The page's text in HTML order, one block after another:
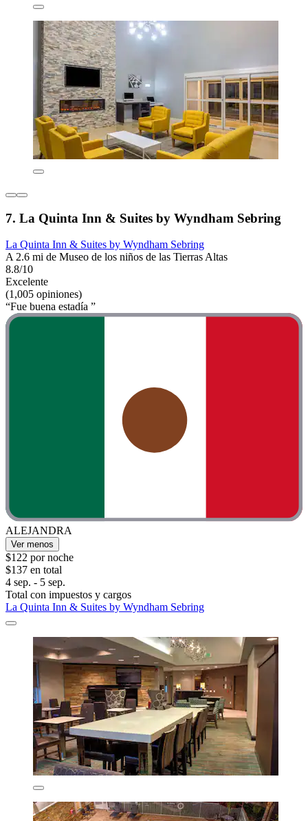
7. La Quinta Inn & Suites by Wyndham Sebring
La Quinta Inn & Suites by Wyndham Sebring
A 2.6 mi de Museo de los niños de las Tierras Altas
8.8/10
Excelente
(1,005 opiniones)
“Fue buena estadía ”
ALEJANDRA
Ver menos
$122 por noche
$137 en total
4 sep. - 5 sep.
Total con impuestos y cargos
La Quinta Inn & Suites by Wyndham Sebring